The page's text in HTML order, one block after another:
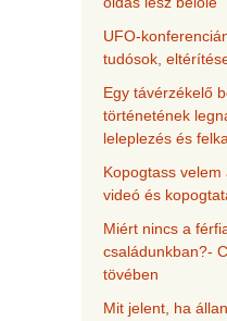
UFO-
tudósok,
Egy távérzékelő
történetének
leleplezés és
Kopogtass
videó és
Miért nincs a
családunkban?-
tövében
Mit jelent, ha